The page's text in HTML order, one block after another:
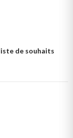
de souhaits